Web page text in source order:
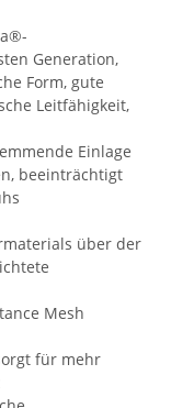
Generation,
Form, gute
Leitfähigkeit,
Einlage
beeinträchtigt
über der
Mesh
für mehr